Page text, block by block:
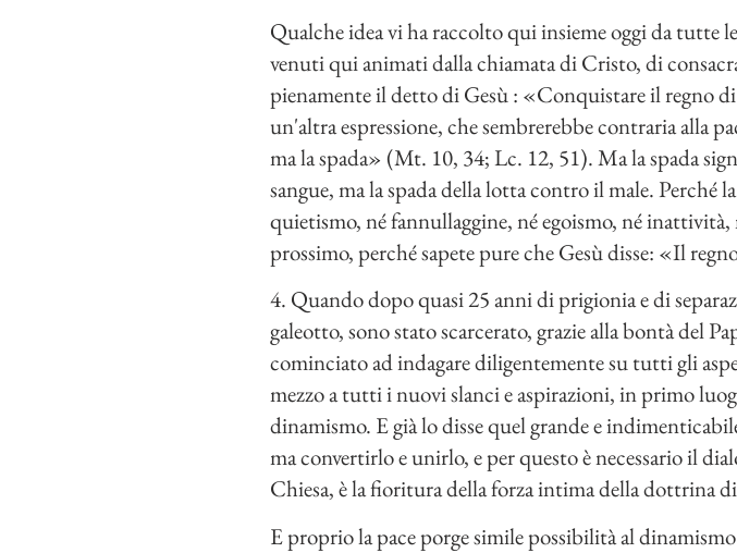
Qualche idea vi ha raccolto qui insieme oggi da tutte
venuti qui animati dalla chiamata di Cristo, di
pienamente il detto di Gesù : «Conquistare il regno
un'altra espressione, che sembrerebbe contraria alla
ma la spada» (Mt. 10, 34; Lc. 12, 51). Ma la spada
sangue, ma la spada della lotta contro il male. Perché
quietismo, né fannullaggine, né egoismo, né
prossimo, perché sapete pure che Gesù disse: «Il
4. Quando dopo quasi 25 anni di prigionia e di
galeotto, sono stato scarcerato, grazie alla bontà del
cominciato ad indagare diligentemente su tutti gli
mezzo a tutti i nuovi slanci e aspirazioni, in primo
dinamismo. E già lo disse quel grande e
ma convertirlo e unirlo, e per questo è necessario il
Chiesa, è la fioritura della forza intima della dottrina
E proprio la pace porge simile possibilità al